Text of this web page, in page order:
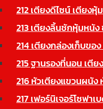
212 เตียงดีไซน์ เตียง
213 เตียงลิ้นชักหุ้มหนั
214 เตียงกล่องเก็บขอ
215 ฐานรองที่นอน เตี
216 หัวเตียงแขวนผนัง
217 เฟอร์นิเจอร์โซฟา